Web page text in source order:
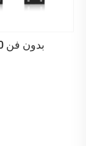
T20 بدون فن